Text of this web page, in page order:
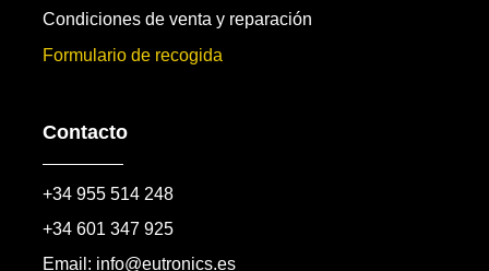
Condiciones de venta y reparación
Formulario de recogida
Contacto
+34 955 514 248
+34 601 347 925
Email: info@eutronics.es